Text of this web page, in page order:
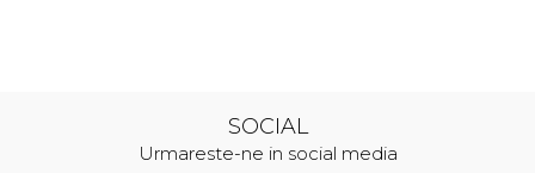
SOCIAL
Urmareste-ne in social media